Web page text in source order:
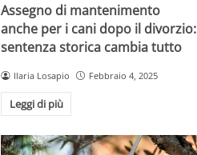
Assegno di mantenimento
anche per i cani dopo il divorzio:
sentenza storica cambia tutto
Ilaria Losapio Febbraio 4, 2025
Leggi di più